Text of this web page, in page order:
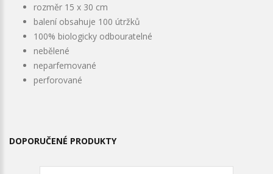
rozměr 15 x 30 cm
balení obsahuje 100 útržků
100% biologicky odbouratelné
nebělené
neparfemované
perforované
DOPORUČENÉ PRODUKTY